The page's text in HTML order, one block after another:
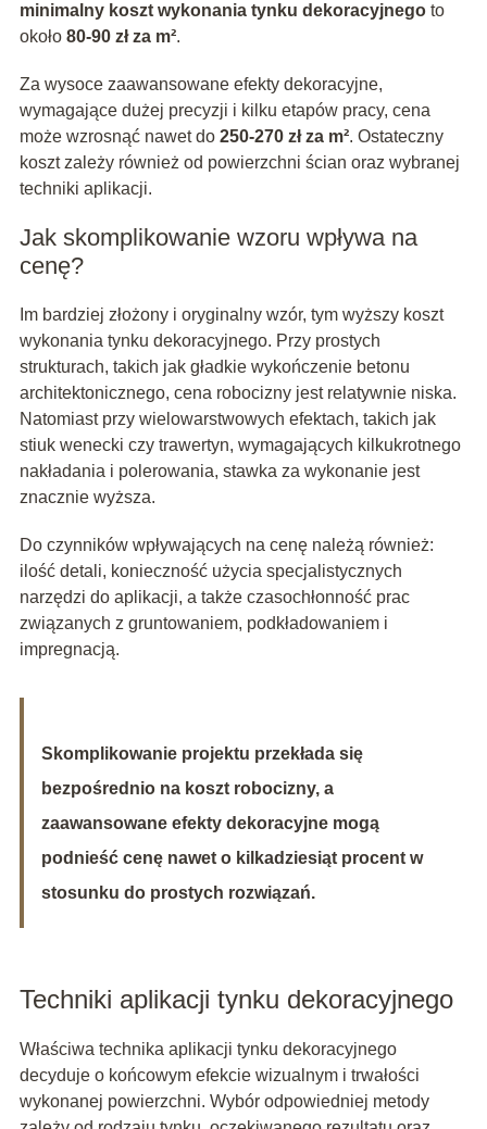
minimalny koszt wykonania tynku dekoracyjnegoto
około 80-90 zł za m².
Za wysoce zaawansowane efekty dekoracyjne,
wymagające dużej precyzji i kilku etapów pracy, cena
może wzrosnąć nawet do 250-270 zł za m². Ostateczny
koszt zależy również od powierzchni ścian oraz wybranej
techniki aplikacji.
Jak skomplikowanie wzoru wpływa na
cenę?
Im bardziej złożony i oryginalny wzór, tym wyższy koszt
wykonania tynku dekoracyjnego. Przy prostych
strukturach, takich jak gładkie wykończenie betonu
architektonicznego, cena robocizny jest relatywnie niska.
Natomiast przy wielowarstwowych efektach, takich jak
stiuk wenecki czy trawertyn, wymagających kilkukrotnego
nakładania i polerowania, stawka za wykonanie jest
znacznie wyższa.
Do czynników wpływających na cenę należą również:
ilość detali, konieczność użycia specjalistycznych
narzędzi do aplikacji, a także czasochłonność prac
związanych z gruntowaniem, podkładowaniem i
impregnacją.
Skomplikowanie projektu przekłada się
bezpośrednio na koszt robocizny, a
zaawansowane efekty dekoracyjne mogą
podnieść cenę nawet o kilkadziesiąt procent w
stosunku do prostych rozwiązań.
Techniki aplikacji tynku dekoracyjnego
Właściwa technika aplikacji tynku dekoracyjnego
decyduje o końcowym efekcie wizualnym i trwałości
wykonanej powierzchni. Wybór odpowiedniej metody